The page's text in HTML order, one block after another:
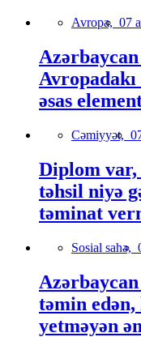
Avropa, 07
əsas
Cəmiyyət,
Diplom var,
təhsil niyə
təminat
Sosial sahə,
təmin
yetməyən